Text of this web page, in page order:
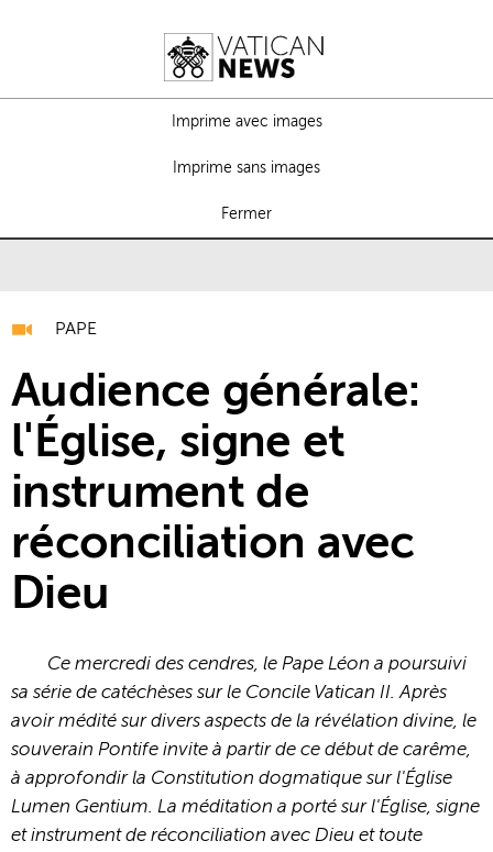
Imprime avec images
Imprime sans images
Fermer
PAPE
Audience générale:
l'Église, signe et
instrument de
réconciliation avec
Dieu
Ce mercredi des cendres, le Pape Léon a poursuivi
sa série de catéchèses sur le Concile Vatican II. Après
avoir médité sur divers aspects de la révélation divine, le
souverain Pontife invite à partir de ce début de carême,
à approfondir la Constitution dogmatique sur l'Église
Lumen Gentium. La méditation a porté sur l'Église, signe
et instrument de réconciliation avec Dieu et toute